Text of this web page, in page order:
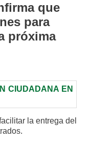
que
para
próxima
la entrega del